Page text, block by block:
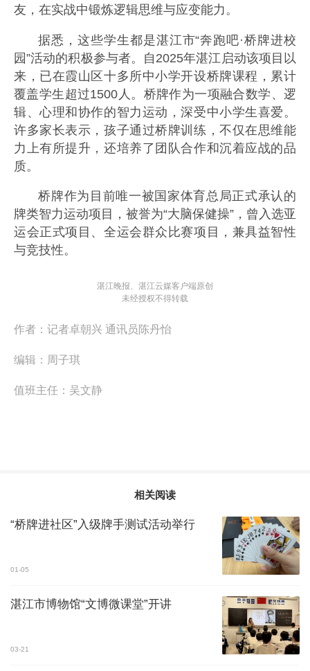
友，在实战中锻炼逻辑思维与应变能力。
据悉，这些学生都是湛江市“奔跑吧·桥牌进校
园”活动的积极参与者。自2025年湛江启动该项目以
来，已在霞山区十多所中小学开设桥牌课程，累计
覆盖学生超过1500人。桥牌作为一项融合数学、逻
辑、心理和协作的智力运动，深受中小学生喜爱。
许多家长表示，孩子通过桥牌训练，不仅在思维能
力上有所提升，还培养了团队合作和沉着应战的品
质。
桥牌作为目前唯一被国家体育总局正式承认的
牌类智力运动项目，被誉为“大脑保健操”，曾入选亚
运会正式项目、全运会群众比赛项目，兼具益智性
与竞技性。
湛江晚报、湛江云媒客户端原创
未经授权不得转载
作者： 记者卓朝兴 通讯员陈丹怡
编辑： 周子琪
值班主任： 吴文静
相关阅读
“桥牌进社区”入级牌手测试活动举行
01-05
湛江市博物馆“文博微课堂”开讲
03-21